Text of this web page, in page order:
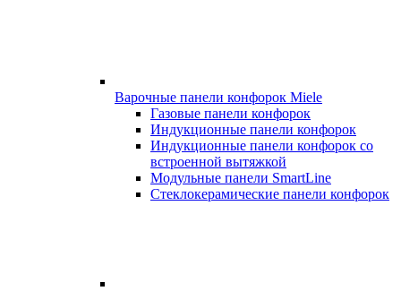
Варочные панели конфорок Miele
Газовые панели конфорок
Индукционные панели конфорок
Индукционные панели конфорок со
встроенной вытяжкой
Модульные панели SmartLine
Стеклокерамические панели конфорок